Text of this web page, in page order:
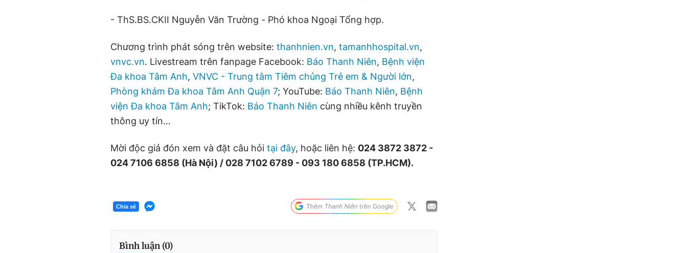
- ThS.BS.CKII Nguyễn Văn Trường - Phó khoa Ngoại Tổng hợp.
Chương trình phát sóng trên website: thanhnien.vn, tamanhhospital.vn,
vnvc.vn. Livestream trên fanpage Facebook: Báo Thanh Niên, Bệnh viện
Đa khoa Tâm Anh, VNVC - Trung tâm Tiêm chủng Trẻ em & Người lớn,
Phòng khám Đa khoa Tâm Anh Quận 7; YouTube: Báo Thanh Niên, Bệnh
viện Đa khoa Tâm Anh; TikTok: Báo Thanh Niên cùng nhiều kênh truyền
thông uy tín…
Mời độc giả đón xem và đặt câu hỏi tại đây, hoặc liên hệ: 024 3872 3872 -
024 7106 6858 (Hà Nội) / 028 7102 6789 - 093 180 6858 (TP.HCM).
Chia sẻ
Bình luận (0)